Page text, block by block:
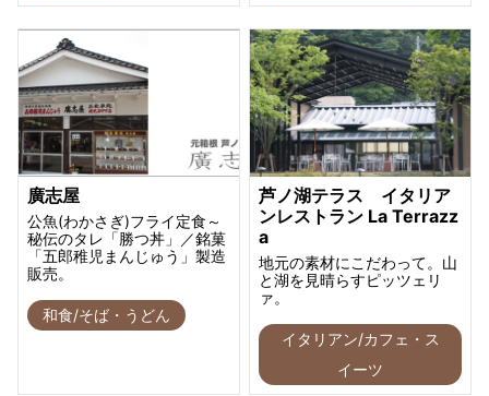
廣志屋
公魚(わかさぎ)フライ定食～
秘伝のタレ「勝つ丼」／銘菓
「五郎稚児まんじゅう」製造
販売。
和食/そば・うどん
芦ノ湖テラス イタリア
ンレストラン La Terrazz
a
地元の素材にこだわって。山
と湖を見晴らすピッツェリ
ァ。
イタリアン/カフェ・ス
イーツ